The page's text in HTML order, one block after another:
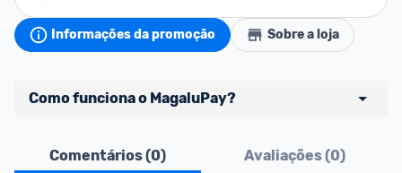
Informações da promoção Sobre a loja
Como funciona o MagaluPay?
se aos detalhes abaixo:
Comentários (0) Avaliações (0)